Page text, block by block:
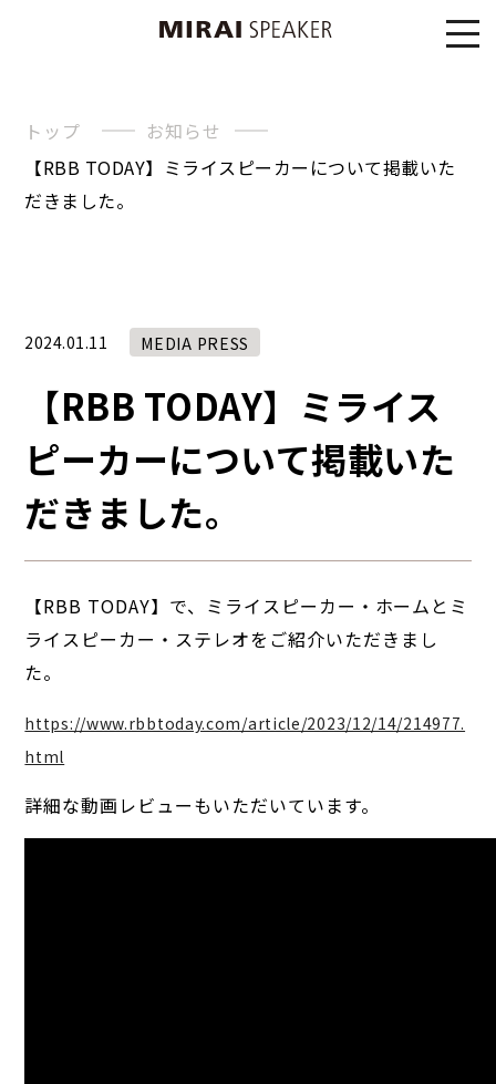
トップ
お知らせ
【RBB TODAY】ミライスピーカーについて掲載いた
だきました。
2024.01.11 MEDIA PRESS
【RBB TODAY】ミライス
ピーカーについて掲載いた
だきました。
【RBB TODAY】で、ミライスピーカー・ホームとミ
ライスピーカー・ステレオをご紹介いただきまし
た。
https://www.rbbtoday.com/article/2023/12/14/214977.
html
詳細な動画レビューもいただいています。